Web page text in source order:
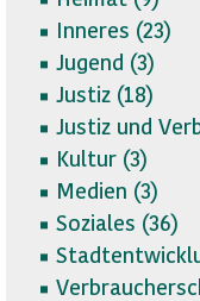
Inneres (23)
Jugend (3)
Justiz (18)
Justiz und
Kultur (3)
Medien (3)
Soziales (36)